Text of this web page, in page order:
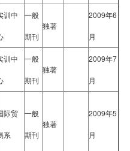
训中 一般
期刊
独著
2009年6
月
训中 一般
期刊
独著
2009年7
月
际贸
系
一般
期刊
独著
2009年5
月